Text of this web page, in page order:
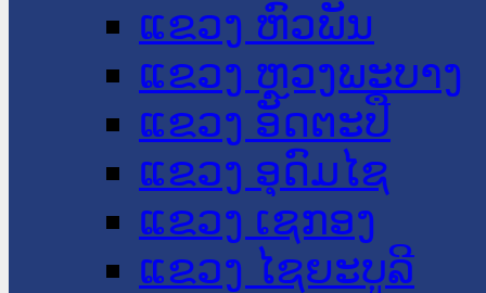
ແຂວງ ຫົວພັນ
ແຂວງ ຫຼວງພະບາງ
ແຂວງ ອັດຕະປື
ແຂວງ ອຸດົມໄຊ
ແຂວງ ເຊກອງ
ແຂວງ ໄຊຍະບູລີ